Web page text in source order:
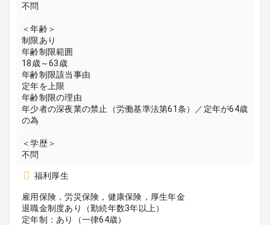
不問
＜年齢＞
制限あり
年齢制限範囲
18歳～63歳
年齢制限該当事由
定年を上限
年齢制限の理由
年少者の深夜業の禁止（労働基準法第61条）／定年が64歳
の為
＜学歴＞
不問
福利厚生
雇用保険，労災保険，健康保険，厚生年金
退職金制度あり（勤続年数3年以上）
定年制：あり（一律64歳）